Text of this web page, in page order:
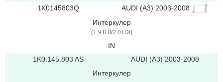
1K0145803Q
AUDI (A3) 2003-2008
Интеркулер
(1.9TDI/2.0TDI)
IN
1K0.145.803 AS
AUDI (A3) 2003-2008
Интеркулер